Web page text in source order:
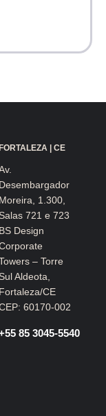
| CE
Desembargador
Moreira, 1.300,
721 e 723
BS Design
– Torre
Aldeota,
Fortaleza/CE
60170-002
85 3045-5540